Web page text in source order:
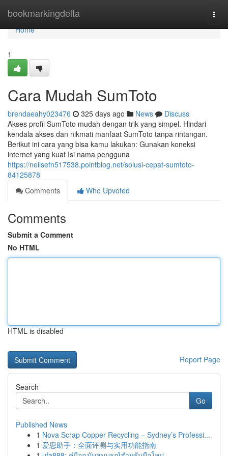
bookmarkingdelta
Home
Home
1
Cara Mudah SumToto
brendaeahy023476 325 days ago News
Discuss
Akses profil SumToto mudah dengan trik yang simpel. Hindari
kendala akses dan nikmati manfaat SumToto tanpa rintangan.
Berikut ini cara yang bisa kamu lakukan: Gunakan koneksi
internet yang kuat Isi nama pengguna
https://neilsefn517538.pointblog.net/solusi-cepat-sumtoto-
84125878
Comments
Who Upvoted
Comments
Submit a Comment
No HTML
HTML is disabled
Report Page
Search
Go
Published News
1 Nova Scrap Copper Recycling – Sydney’s Professi...
1 爱思助手：全面评测与实用功能指南